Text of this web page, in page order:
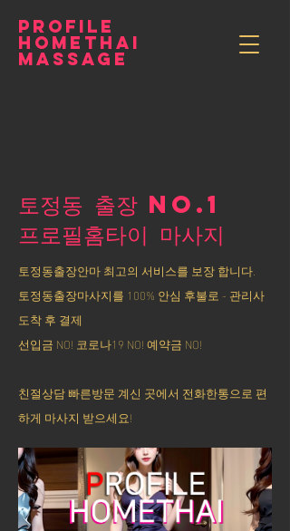
PROFILE
HOMETHAI
MASSAGE
토정동 출장 NO.1
​프로필홈타이 마사지
토정동출장안마 최고의 서비스를 보장 합니다.
토정동출장마사지를 100% 안심 후불로 - 관리사
도착 후 결제
선입금 NO! 코로나19 NO! 예약금 NO!
친절상담 빠른방문 계신 곳에서 전화한통으로 편
하게 마사지 받으세요!